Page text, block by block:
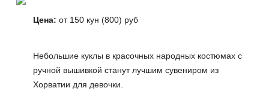
Цена: от 150 кун (800) руб
Небольшие куклы в красочных народных костюмах с
ручной вышивкой станут лучшим сувениром из
Хорватии для девочки.